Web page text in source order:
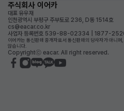
주식회사 이어카
대표 유우재
인천광역시 부평구 주부토로 236, D동 1514호
cs@eacar.co.kr
사업자 등록번호 539-88-02334 | 1877-
이어카는 통신판매 중개자로서 통신판매의 당사자가 아니
않습니다.
Copyrightⓒ eacar. All right reserved.